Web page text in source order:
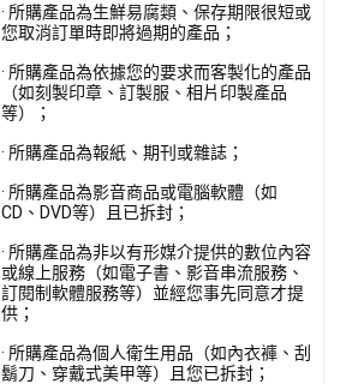
· 所購產品為生鮮易腐類、保存期限很短或
您取消訂單時即將過期的產品；
· 所購產品為依據您的要求而客製化的產品
（如刻製印章、訂製服、相片印製產品
等）；
· 所購產品為報紙、期刊或雜誌；
· 所購產品為影音商品或電腦軟體（如
CD、DVD等）且已拆封；
· 所購產品為非以有形媒介提供的數位內容
或線上服務（如電子書、影音串流服務、
訂閱制軟體服務等）並經您事先同意才提
供；
· 所購產品為個人衛生用品（如內衣褲、刮
鬍刀、穿戴式美甲等）且您已拆封；